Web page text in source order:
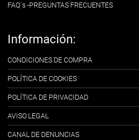
FAQ´s -PREGUNTAS FRECUENTES
Información:
CONDICIONES DE COMPRA
POLÍTICA DE COOKIES
POLÍTICA DE PRIVACIDAD
AVISO LEGAL
CANAL DE DENUNCIAS